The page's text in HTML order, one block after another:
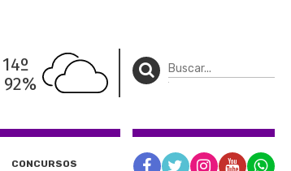
14º
92%
CONCURSOS